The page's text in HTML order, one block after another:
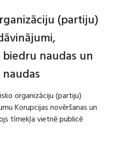
(partiju)
naudas un
organizāciju (partiju)
Korupcijas novēršanas un
tīmekļa vietnē publicē